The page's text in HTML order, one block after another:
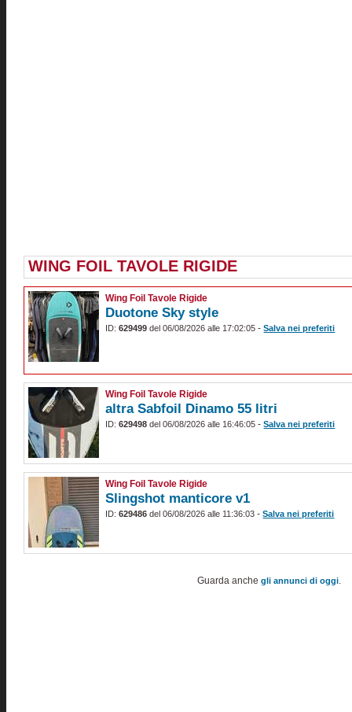
WING FOIL TAVOLE RIGIDE
Wing Foil Tavole Rigide
Duotone Sky style
ID:629499 del 06/08/2026 alle 17:02:05 -Salva nei preferiti
Wing Foil Tavole Rigide
altra Sabfoil Dinamo 55 litri
ID:629498 del 06/08/2026 alle 16:46:05 -Salva nei preferiti
Wing Foil Tavole Rigide
Slingshot manticore v1
ID:629486 del 06/08/2026 alle 11:36:03 -Salva nei preferiti
Guarda anchegli annunci di oggi.